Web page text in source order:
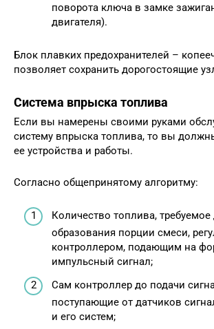
поворота ключа в замке
двигателя).
Блок плавких предохранителей –
позволяет сохранить дорогостоящие
Система впрыска топлива
Если вы намерены своими руками
систему впрыска топлива, то вы
ее устройства и работы.
Согласно общепринятому алгоритму:
Количество топлива, требуемое
образования порции смеси,
контроллером, подающим на
импульсный сигнал;
Сам контроллер до подачи
поступающие от датчиков
и его систем;